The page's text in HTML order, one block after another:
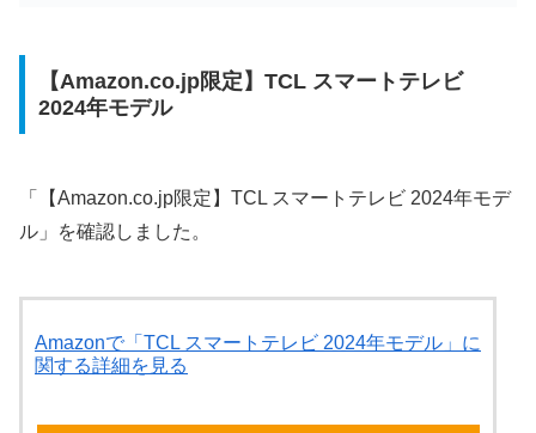
【Amazon.co.jp限定】TCL スマートテレビ
2024年モデル
「【Amazon.co.jp限定】TCL スマートテレビ 2024年モデ
ル」を確認しました。
Amazonで「TCL スマートテレビ 2024年モデル」に
関する詳細を見る